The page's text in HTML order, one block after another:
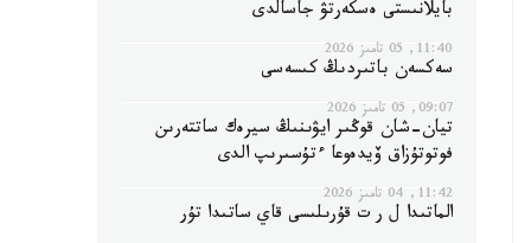
بايلانىستى ەسكەرتۋ جاسالدى
11:40, 05 تامىز 2026
سەكسەن باتىردىڭ كىسەسى
09:07, 05 تامىز 2026
تيان-شان قوڭىر ايۋىنىڭ سيرەك ساتتەرىن
فوتوتۇزاق ۆيدەوعا ءتۇسىرىپ الدى
11:42, 04 تامىز 2026
الماتىدا ل ر ت قۇرىلىسى قاي ساتىدا تۇر